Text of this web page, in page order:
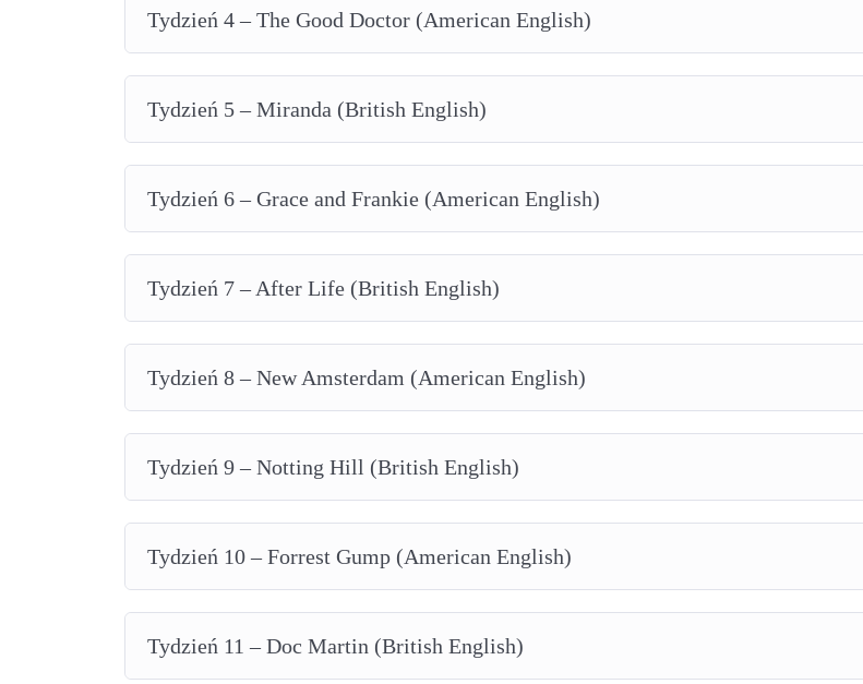
Tydzień 4 – The Good Doctor (American English)
Tydzień 5 – Miranda (British English)
Tydzień 6 – Grace and Frankie (American English)
Tydzień 7 – After Life (British English)
Tydzień 8 – New Amsterdam (American English)
Tydzień 9 – Notting Hill (British English)
Tydzień 10 – Forrest Gump (American English)
Tydzień 11 – Doc Martin (British English)